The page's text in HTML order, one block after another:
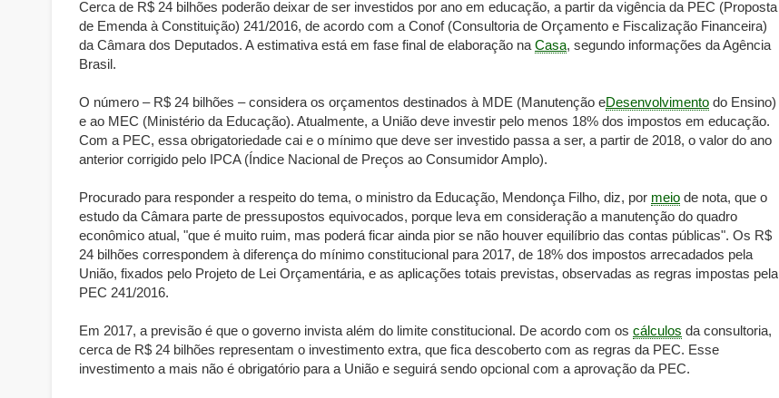
Cerca de R$ 24 bilhões poderão deixar de ser investidos por ano em educação, a partir da vigência da PEC (Proposta
de Emenda à Constituição) 241/2016, de acordo com a Conof (Consultoria de Orçamento e Fiscalização Financeira)
da Câmara dos Deputados. A estimativa está em fase final de elaboração na Casa, segundo informações da Agência
Brasil.
O número – R$ 24 bilhões – considera os orçamentos destinados à MDE (Manutenção eDesenvolvimento do Ensino)
e ao MEC (Ministério da Educação). Atualmente, a União deve investir pelo menos 18% dos impostos em educação.
Com a PEC, essa obrigatoriedade cai e o mínimo que deve ser investido passa a ser, a partir de 2018, o valor do ano
anterior corrigido pelo IPCA (Índice Nacional de Preços ao Consumidor Amplo).
Procurado para responder a respeito do tema, o ministro da Educação, Mendonça Filho, diz, por meio de nota, que o
estudo da Câmara parte de pressupostos equivocados, porque leva em consideração a manutenção do quadro
econômico atual, "que é muito ruim, mas poderá ficar ainda pior se não houver equilíbrio das contas públicas". Os R$
24 bilhões correspondem à diferença do mínimo constitucional para 2017, de 18% dos impostos arrecadados pela
União, fixados pelo Projeto de Lei Orçamentária, e as aplicações totais previstas, observadas as regras impostas pela
PEC 241/2016.
Em 2017, a previsão é que o governo invista além do limite constitucional. De acordo com os cálculos da consultoria,
cerca de R$ 24 bilhões representam o investimento extra, que fica descoberto com as regras da PEC. Esse
investimento a mais não é obrigatório para a União e seguirá sendo opcional com a aprovação da PEC.